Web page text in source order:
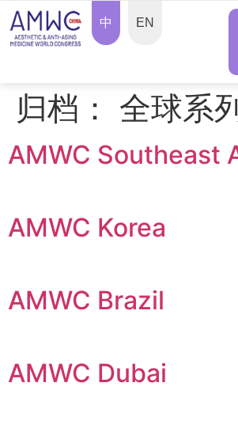
中 EN
归档： 全球系
AMWC Southeast
AMWC Korea
AMWC Brazil
AMWC Dubai